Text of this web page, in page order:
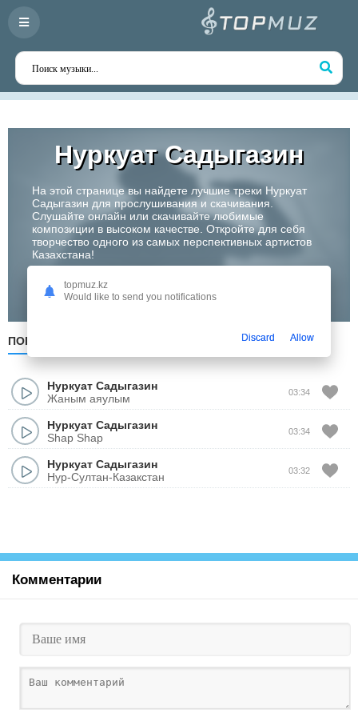
Нуркуат Садыгазин
На этой странице вы найдете лучшие треки Нуркуат
Садыгазин для прослушивания и скачивания.
Слушайте онлайн или скачивайте любимые
композиции в высоком качестве. Откройте для себя
творчество одного из самых перспективных артистов
Казахстана!
ПОПУЛЯРНЫЕ ПО АЛФАВИТУ
Нуркуат Садыгазин
Жаным аяулым
03:34
Нуркуат Садыгазин
Shap Shap
03:34
Нуркуат Садыгазин
Нур-Султан-Казакстан
03:32
Комментарии
topmuz.kz
Would like to send you notifications
Discard Allow